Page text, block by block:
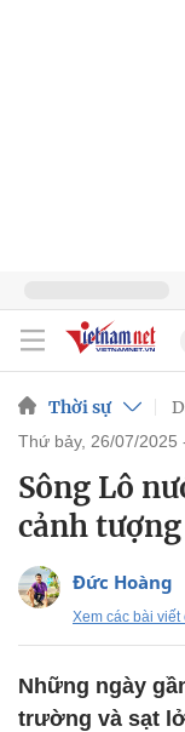
Thời sự
thứ bảy, 26/07/2025
Sông Lô
cảnh
Đức Hoàng
Xem các bài viết
Những ngày
trường và sạt